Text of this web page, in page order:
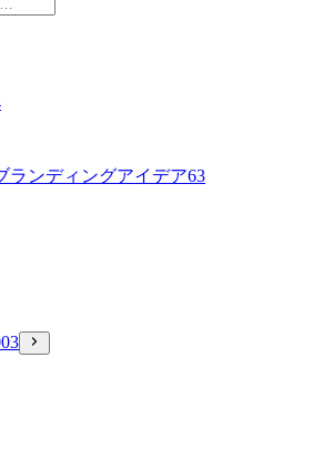
ランディングアイデア63